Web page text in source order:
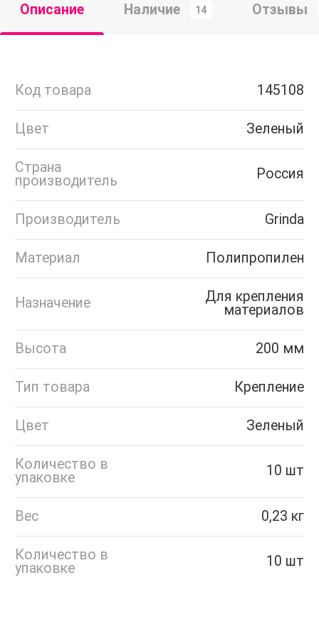
Описание Наличие 14 Отзывы
Код товара 145108
Цвет Зеленый
Страна
производитель
Россия
Производитель Grinda
Материал Полипропилен
Назначение
Для крепления
материалов
Высота 200 мм
Тип товара Крепление
Цвет Зеленый
Количество в
упаковке
10 шт
Вес 0,23 кг
Количество в
упаковке
10 шт